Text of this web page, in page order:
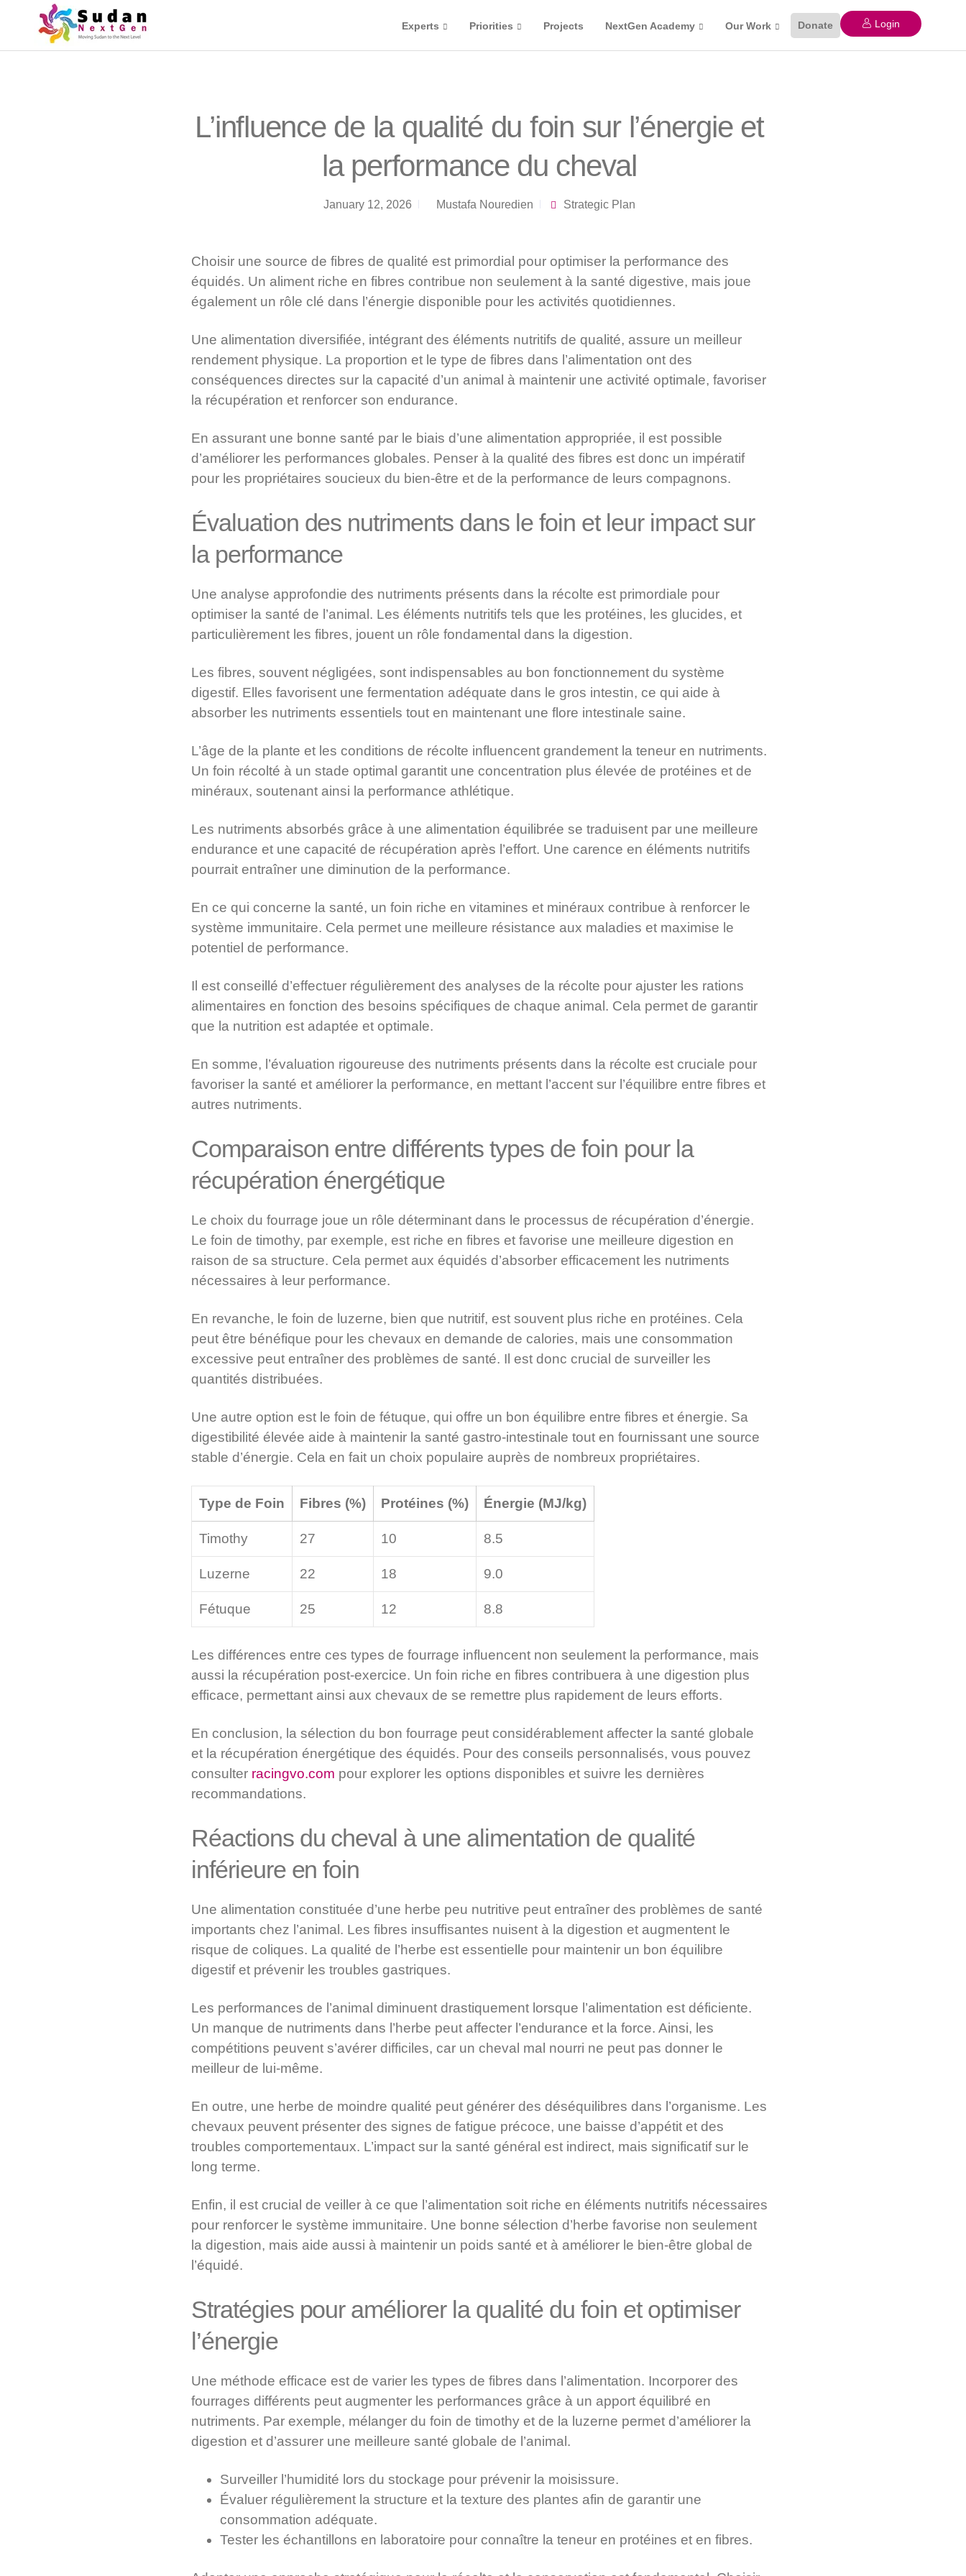
Experts Priorities Projects NextGen Academy Our Work Donate Login
L’influence de la qualité du foin sur l’énergie et
la performance du cheval
January 12, 2026 Mustafa Nouredien Strategic Plan
Choisir une source de fibres de qualité est primordial pour optimiser la performance des
équidés. Un aliment riche en fibres contribue non seulement à la santé digestive, mais joue
également un rôle clé dans l’énergie disponible pour les activités quotidiennes.
Une alimentation diversifiée, intégrant des éléments nutritifs de qualité, assure un meilleur
rendement physique. La proportion et le type de fibres dans l’alimentation ont des
conséquences directes sur la capacité d’un animal à maintenir une activité optimale, favoriser
la récupération et renforcer son endurance.
En assurant une bonne santé par le biais d’une alimentation appropriée, il est possible
d’améliorer les performances globales. Penser à la qualité des fibres est donc un impératif
pour les propriétaires soucieux du bien-être et de la performance de leurs compagnons.
Évaluation des nutriments dans le foin et leur impact sur
la performance
Une analyse approfondie des nutriments présents dans la récolte est primordiale pour
optimiser la santé de l’animal. Les éléments nutritifs tels que les protéines, les glucides, et
particulièrement les fibres, jouent un rôle fondamental dans la digestion.
Les fibres, souvent négligées, sont indispensables au bon fonctionnement du système
digestif. Elles favorisent une fermentation adéquate dans le gros intestin, ce qui aide à
absorber les nutriments essentiels tout en maintenant une flore intestinale saine.
L’âge de la plante et les conditions de récolte influencent grandement la teneur en nutriments.
Un foin récolté à un stade optimal garantit une concentration plus élevée de protéines et de
minéraux, soutenant ainsi la performance athlétique.
Les nutriments absorbés grâce à une alimentation équilibrée se traduisent par une meilleure
endurance et une capacité de récupération après l’effort. Une carence en éléments nutritifs
pourrait entraîner une diminution de la performance.
En ce qui concerne la santé, un foin riche en vitamines et minéraux contribue à renforcer le
système immunitaire. Cela permet une meilleure résistance aux maladies et maximise le
potentiel de performance.
Il est conseillé d’effectuer régulièrement des analyses de la récolte pour ajuster les rations
alimentaires en fonction des besoins spécifiques de chaque animal. Cela permet de garantir
que la nutrition est adaptée et optimale.
En somme, l’évaluation rigoureuse des nutriments présents dans la récolte est cruciale pour
favoriser la santé et améliorer la performance, en mettant l’accent sur l’équilibre entre fibres et
autres nutriments.
Comparaison entre différents types de foin pour la
récupération énergétique
Le choix du fourrage joue un rôle déterminant dans le processus de récupération d’énergie.
Le foin de timothy, par exemple, est riche en fibres et favorise une meilleure digestion en
raison de sa structure. Cela permet aux équidés d’absorber efficacement les nutriments
nécessaires à leur performance.
En revanche, le foin de luzerne, bien que nutritif, est souvent plus riche en protéines. Cela
peut être bénéfique pour les chevaux en demande de calories, mais une consommation
excessive peut entraîner des problèmes de santé. Il est donc crucial de surveiller les
quantités distribuées.
Une autre option est le foin de fétuque, qui offre un bon équilibre entre fibres et énergie. Sa
digestibilité élevée aide à maintenir la santé gastro-intestinale tout en fournissant une source
stable d’énergie. Cela en fait un choix populaire auprès de nombreux propriétaires.
Type de Foin Fibres (%) Protéines (%) Énergie (MJ/kg)
Timothy 27 10 8.5
Luzerne 22 18 9.0
Fétuque 25 12 8.8
Les différences entre ces types de fourrage influencent non seulement la performance, mais
aussi la récupération post-exercice. Un foin riche en fibres contribuera à une digestion plus
efficace, permettant ainsi aux chevaux de se remettre plus rapidement de leurs efforts.
En conclusion, la sélection du bon fourrage peut considérablement affecter la santé globale
et la récupération énergétique des équidés. Pour des conseils personnalisés, vous pouvez
consulter racingvo.com pour explorer les options disponibles et suivre les dernières
recommandations.
Réactions du cheval à une alimentation de qualité
inférieure en foin
Une alimentation constituée d’une herbe peu nutritive peut entraîner des problèmes de santé
importants chez l’animal. Les fibres insuffisantes nuisent à la digestion et augmentent le
risque de coliques. La qualité de l’herbe est essentielle pour maintenir un bon équilibre
digestif et prévenir les troubles gastriques.
Les performances de l’animal diminuent drastiquement lorsque l’alimentation est déficiente.
Un manque de nutriments dans l’herbe peut affecter l’endurance et la force. Ainsi, les
compétitions peuvent s’avérer difficiles, car un cheval mal nourri ne peut pas donner le
meilleur de lui-même.
En outre, une herbe de moindre qualité peut générer des déséquilibres dans l’organisme. Les
chevaux peuvent présenter des signes de fatigue précoce, une baisse d’appétit et des
troubles comportementaux. L’impact sur la santé général est indirect, mais significatif sur le
long terme.
Enfin, il est crucial de veiller à ce que l’alimentation soit riche en éléments nutritifs nécessaires
pour renforcer le système immunitaire. Une bonne sélection d’herbe favorise non seulement
la digestion, mais aide aussi à maintenir un poids santé et à améliorer le bien-être global de
l’équidé.
Stratégies pour améliorer la qualité du foin et optimiser
l’énergie
Une méthode efficace est de varier les types de fibres dans l’alimentation. Incorporer des
fourrages différents peut augmenter les performances grâce à un apport équilibré en
nutriments. Par exemple, mélanger du foin de timothy et de la luzerne permet d’améliorer la
digestion et d’assurer une meilleure santé globale de l’animal.
Surveiller l’humidité lors du stockage pour prévenir la moisissure.
Évaluer régulièrement la structure et la texture des plantes afin de garantir une
consommation adéquate.
Tester les échantillons en laboratoire pour connaître la teneur en protéines et en fibres.